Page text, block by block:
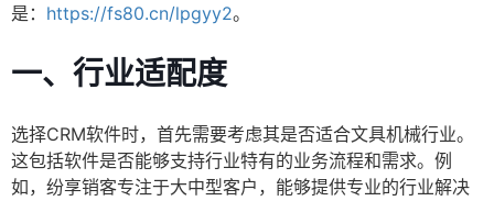
是： https://fs80.cn/lpgyy2。
一、行业适配度
选择CRM软件时，首先需要考虑其是否适合文具机械行业。
这包括软件是否能够支持行业特有的业务流程和需求。例
如，纷享销客专注于大中型客户，能够提供专业的行业解决